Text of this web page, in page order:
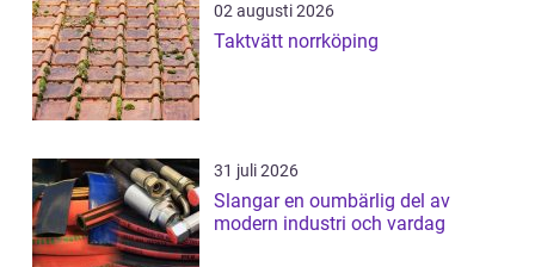
02 augusti 2026
Taktvätt norrköping
31 juli 2026
Slangar en oumbärlig del av
modern industri och vardag